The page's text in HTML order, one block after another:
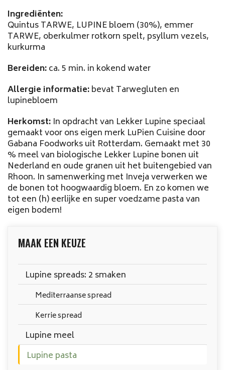
Ingrediënten:
Quintus TARWE, LUPINE bloem (30%), emmer
TARWE, oberkulmer rotkorn spelt, psyllum vezels,
kurkurma
Bereiden:ca. 5 min. in kokend water
Allergie informatie:bevat Tarwegluten en
lupinebloem
Herkomst: In opdracht van Lekker Lupine speciaal
gemaakt voor ons eigen merk LuPien Cuisine door
Gabana Foodworks uit Rotterdam. Gemaakt met 30
% meel van biologische Lekker Lupine bonen uit
Nederland en oude granen uit het buitengebied van
Rhoon. In samenwerking met Inveja verwerken we
de bonen tot hoogwaardig bloem. En zo komen we
tot een (h) eerlijke en super voedzame pasta van
eigen bodem!
MAAK EEN KEUZE
Lupine spreads: 2 smaken
Mediterraanse spread
Kerrie spread
Lupine meel
Lupine pasta